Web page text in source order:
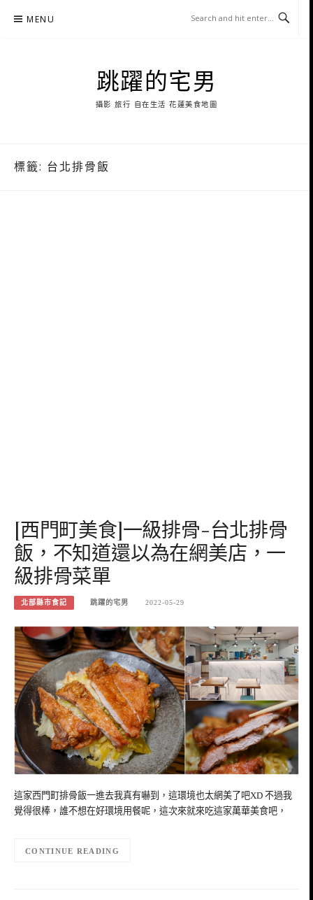
MENU
跳躍的宅男
攝影 旅行 自在生活 花蓮美食地圖
標籤: 台北排骨飯
[西門町美食]一級排骨-台北排骨
飯，不知道還以為在網美店，一
級排骨菜單
北部縣市食記 跳躍的宅男 2022-05-29
這家西門町排骨飯一進去我真有嚇到，這環境也太網美了吧XD 不過我
覺得很棒，誰不想在好環境用餐呢，這次來就來吃這家萬華美食吧，
CONTINUE READING